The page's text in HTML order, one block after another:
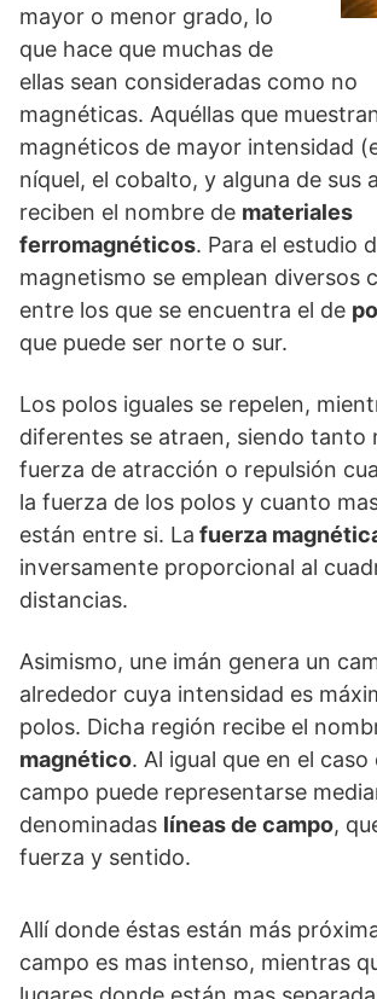
mayor o menor grado, lo
que hace que muchas de
ellas sean consideradas como no
magnéticas. Aquéllas que
magnéticos de mayor intensidad
níquel, el cobalto, y alguna de sus
reciben el nombre de materiales
ferromagnéticos. Para el estudio
magnetismo se emplean diversos
entre los que se encuentra el de
que puede ser norte o sur.
Los polos iguales se repelen,
diferentes se atraen, siendo tanto
fuerza de atracción o repulsión
la fuerza de los polos y cuanto
están entre si. La fuerza
inversamente proporcional al
distancias.
Asimismo, une imán genera un
alrededor cuya intensidad es
polos. Dicha región recibe el
magnético. Al igual que en el
campo puede representarse
denominadas líneas de campo,
fuerza y sentido.
Allí donde éstas están más
campo es mas intenso, mientras